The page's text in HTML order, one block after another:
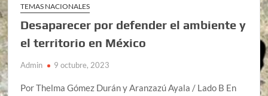
TEMAS NACIONALES
Desaparecer por defender el ambiente y
el territorio en México
Admin 9 octubre, 2023
Por Thelma Gómez Durán y Aranzazú Ayala / Lado B En